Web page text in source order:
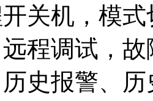
关机，模
程调试，
史报警、